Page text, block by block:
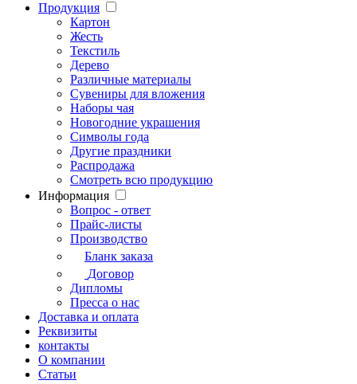
Продукция
Картон
Жесть
Текстиль
Дерево
Различные материалы
Сувениры для вложения
Наборы чая
Новогодние украшения
Символы года
Другие праздники
Распродажа
Смотреть всю продукцию
Информация
Вопрос - ответ
Прайс-листы
Производство
Бланк заказа
Договор
Дипломы
Пресса о нас
Доставка и оплата
Реквизиты
контакты
О компании
Статьи